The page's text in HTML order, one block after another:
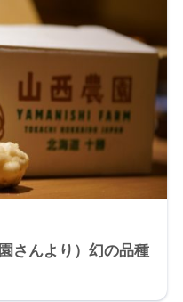
さんより）幻の品種